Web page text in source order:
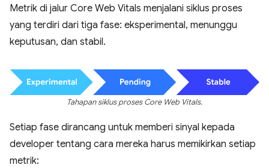
Metrik di jalur Core Web Vitals menjalani siklus proses
yang terdiri dari tiga fase: eksperimental, menunggu
keputusan, dan stabil.
Tahapan siklus proses Core Web Vitals.
Setiap fase dirancang untuk memberi sinyal kepada
developer tentang cara mereka harus memikirkan setiap
metrik: